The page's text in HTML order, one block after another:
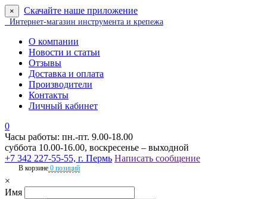
× Скачайте наше приложение
Интернет-магазин инструмента и крепежа
О компании
Новости и статьи
Отзывы
Доставка и оплата
Производители
Контакты
Личный кабинет
0
Часы работы: пн.-пт. 9.00-18.00
суббота 10.00-16.00, воскресенье – выходной
+7 342 227-55-55, г. Пермь Написать сообщение
В корзине 0 позиций
×
Имя